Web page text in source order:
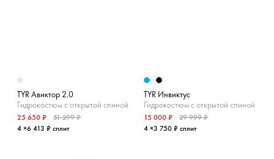
TYR Авиктор 2.0
Гидрокостюм с открытой спиной
25 650 ₽
51 299 ₽
4 ×6 413 ₽ сплит
TYR Инвиктус
Гидрокостюм с открытой спиной
15 000 ₽
29 999 ₽
4 ×3 750 ₽ сплит